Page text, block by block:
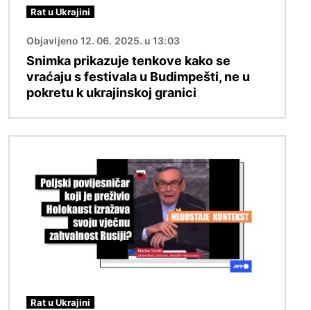
Rat u Ukrajini
Objavljeno 12. 06. 2025. u 13:03
Snimka prikazuje tenkove kako se
vraćaju s festivala u Budimpešti, ne u
pokretu k ukrajinskoj granici
Rat u Ukrajini